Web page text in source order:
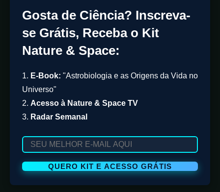
Gosta de Ciência? Inscreva-
se Grátis, Receba o Kit
Nature & Space:
1. E-Book: "Astrobiologia e as Origens da Vida no
Universo"
2. Acesso à Nature & Space TV
3. Radar Semanal